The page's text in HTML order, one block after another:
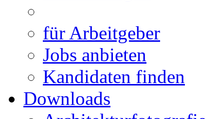
für Arbeitgeber
Jobs anbieten
Kandidaten finden
Downloads